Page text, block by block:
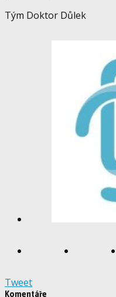
Tým Doktor Důlek
Tweet